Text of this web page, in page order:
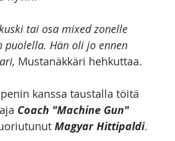
tai osa mixed zonelle
Hän oli jo ennen
Mustanäkkäri hehkuttaa.
kanssa taustalla töitä
Coach "Machine Gun"
Magyar Hittipaldi.